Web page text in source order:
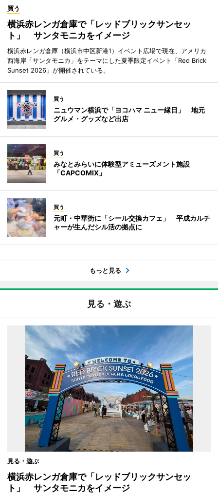
買う
横浜赤レンガ倉庫で「レッドブリックサンセッ
ト」 サンタモニカをイメージ
横浜赤レンガ倉庫（横浜市中区新港1）イベント広場で現在、アメリカ
西海岸「サンタモニカ」をテーマにした夏季限定イベント「Red Brick
Sunset 2026」が開催されている。
買う
ニュウマン横浜で「ヨコハマ ニュー縁日」 地元
グルメ・グッズなど出店
買う
みなとみらいに体験型アミューズメント施設
「CAPCOMIX」
買う
元町・中華街に「シール交換カフェ」 平成カルチ
ャーが生んだシル活の拠点に
もっと見る
見る・遊ぶ
見る・遊ぶ
横浜赤レンガ倉庫で「レッドブリックサンセッ
ト」 サンタモニカをイメージ